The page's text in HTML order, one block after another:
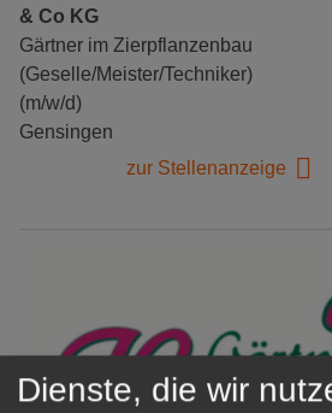
& Co KG
Gärtner im Zierpflanzenbau
(Geselle/Meister/Techniker)
(m/w/d)
Gensingen
zur Stellenanzeige
Dienste, die wir